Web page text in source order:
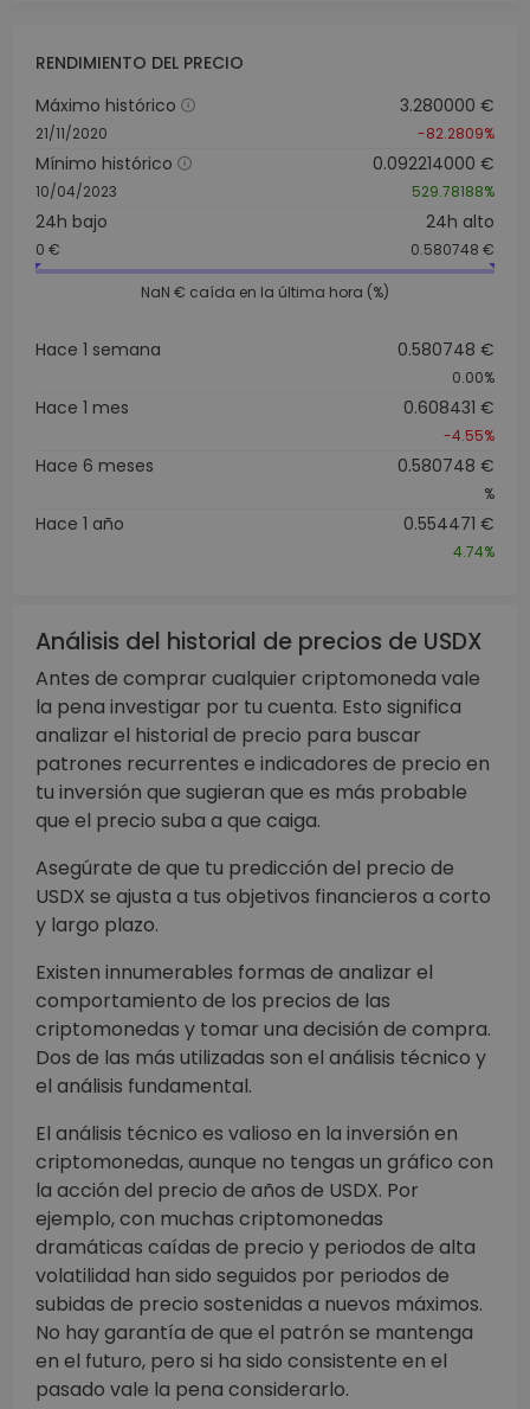
RENDIMIENTO DEL PRECIO
Máximo histórico
21/11/2020
3.280000 €
-82.2809%
Mínimo histórico
10/04/2023
0.092214000 €
529.78188%
24h bajo
0 €
24h alto
0.580748 €
NaN € caída en la última hora (%)
Hace 1 semana 0.580748 €
0.00%
Hace 1 mes 0.608431 €
-4.55%
Hace 6 meses 0.580748 €
%
Hace 1 año 0.554471 €
4.74%
Análisis del historial de precios de USDX
Antes de comprar cualquier criptomoneda vale
la pena investigar por tu cuenta. Esto significa
analizar el historial de precio para buscar
patrones recurrentes e indicadores de precio en
tu inversión que sugieran que es más probable
que el precio suba a que caiga.
Asegúrate de que tu predicción del precio de
USDX se ajusta a tus objetivos financieros a corto
y largo plazo.
Existen innumerables formas de analizar el
comportamiento de los precios de las
criptomonedas y tomar una decisión de compra.
Dos de las más utilizadas son el análisis técnico y
el análisis fundamental.
El análisis técnico es valioso en la inversión en
criptomonedas, aunque no tengas un gráfico con
la acción del precio de años de USDX. Por
ejemplo, con muchas criptomonedas
dramáticas caídas de precio y periodos de alta
volatilidad han sido seguidos por periodos de
subidas de precio sostenidas a nuevos máximos.
No hay garantía de que el patrón se mantenga
en el futuro, pero si ha sido consistente en el
pasado vale la pena considerarlo.